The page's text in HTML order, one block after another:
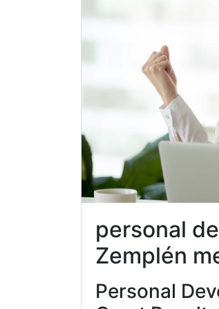
personal
Zemplén
Personal